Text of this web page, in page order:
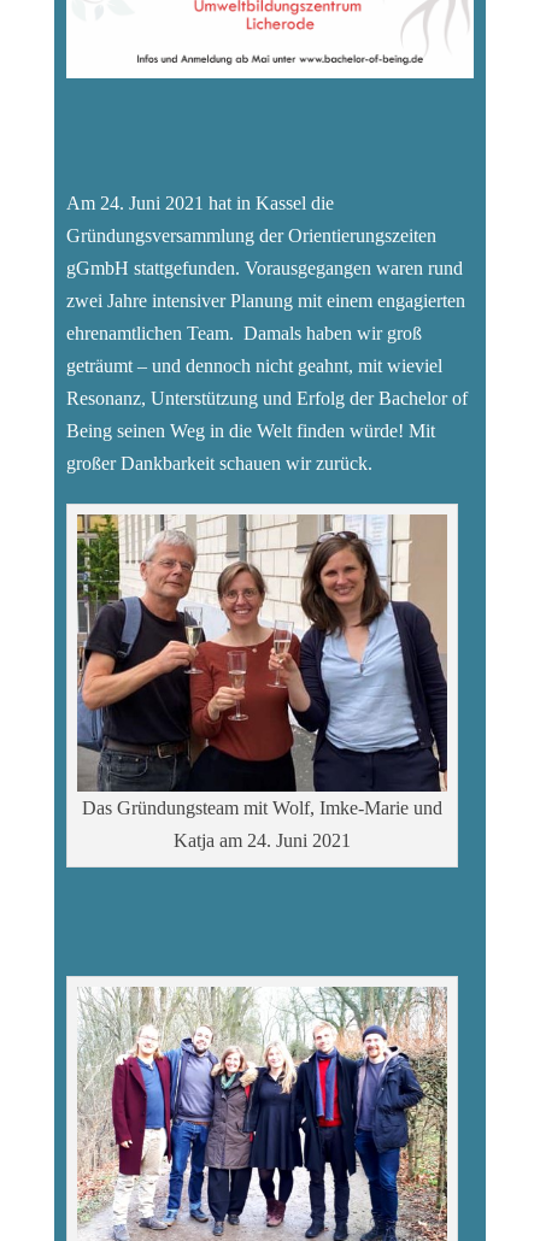
Am 24. Juni 2021 hat in Kassel die
Gründungsversammlung der Orientierungszeiten
gGmbH stattgefunden. Vorausgegangen waren rund
zwei Jahre intensiver Planung mit einem engagierten
ehrenamtlichen Team. Damals haben wir groß
geträumt – und dennoch nicht geahnt, mit wieviel
Resonanz, Unterstützung und Erfolg der Bachelor of
Being seinen Weg in die Welt finden würde! Mit
großer Dankbarkeit schauen wir zurück.
Das Gründungsteam mit Wolf, Imke-Marie und
Katja am 24. Juni 2021